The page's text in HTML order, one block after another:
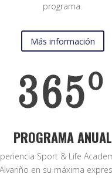
programa.
Más información
PROGRAMA ANUAL
Sport & Life
Alvariño en su máxima